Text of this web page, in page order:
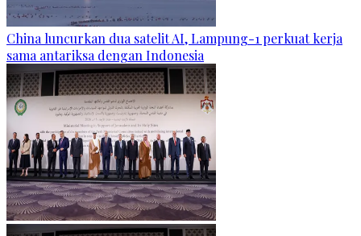
China luncurkan dua satelit AI, Lampung-1 perkuat kerja
sama antariksa dengan Indonesia